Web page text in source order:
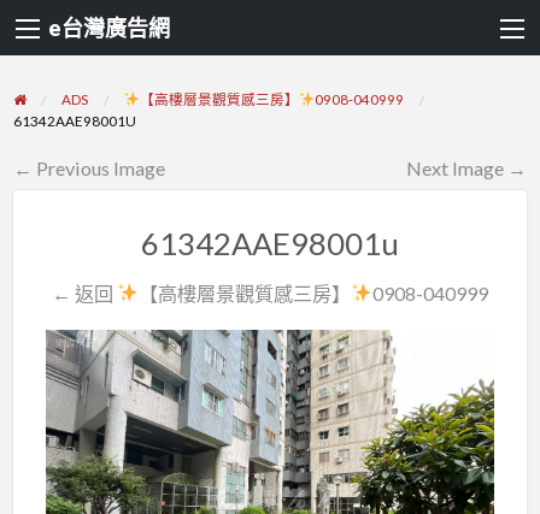
e台灣廣告網
ADS 【高樓層景觀質感三房】
0908-040999
61342AAE98001U
← Previous Image Next Image →
61342AAE98001u
← 返回 【高樓層景觀質感三房】 0908-040999